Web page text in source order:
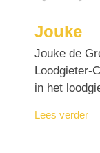
Jouke
Jouke de
Loodgieter-
in het
Lees verder